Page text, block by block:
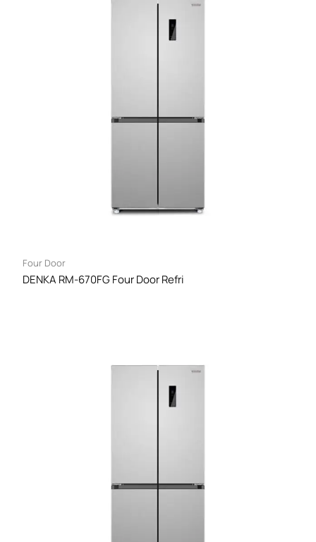
Four Door
DENKA RM-670FG Four Door Refri